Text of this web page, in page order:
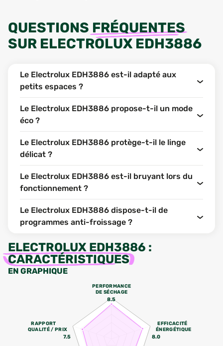
QUESTIONS FRÉQUENTES
SUR ELECTROLUX EDH3886
Le Electrolux EDH3886 est-il adapté aux
petits espaces ?
Le Electrolux EDH3886 propose-t-il un mode
éco ?
Le Electrolux EDH3886 protège-t-il le linge
délicat ?
Le Electrolux EDH3886 est-il bruyant lors du
fonctionnement ?
Le Electrolux EDH3886 dispose-t-il de
programmes anti-froissage ?
ELECTROLUX EDH3886 :
CARACTÉRISTIQUES
EN GRAPHIQUE
PERFORMANCE
DE SÉCHAGE
8.5
EFFICACITÉ
ÉNERGÉTIQUE
8.0
RAPPORT
QUALITÉ / PRIX
7.5